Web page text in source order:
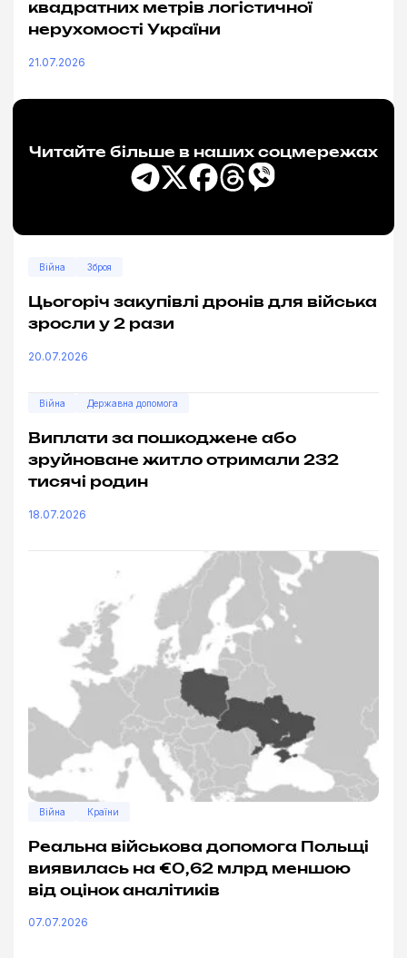
квадратних метрів логістичної
нерухомості України
21.07.2026
Читайте більше в наших соцмережах
Війна Зброя
Цьогоріч закупівлі дронів для війська
зросли у 2 рази
20.07.2026
Війна Державна допомога
Виплати за пошкоджене або
зруйноване житло отримали 232
тисячі родин
18.07.2026
Війна Країни
Реальна військова допомога Польщі
виявилась на €0,62 млрд меншою
від оцінок аналітиків
07.07.2026